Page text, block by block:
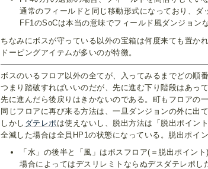
通常のフィールドと同じ移動形式になっており、ダ
FF1のSoCは本当の意味でフィールド風ダンジョン
ちなみにボスが守っている以外の宝箱は何度来ても置か
ドーピングアイテムが多いのが特徴。
ボスのいるフロア以外の全てが、入ってみるまでどの順
つまり踏破すればいいのだが、先に進む下り階段はあっ
先に進んだら後戻りはきかないのである。町もフロアの
同じフロアに再び来る方法は、一旦ダンジョンの外に出
しかし ダテレポ は使えないし、脱出方法は「脱出ポイン
全滅した場合は全員HP1の状態になっている。脱出ポイ
「水」の後半と「風」はボスフロア(＝脱出ポイン
場合によってはデスリレミトならぬデスダテレポし